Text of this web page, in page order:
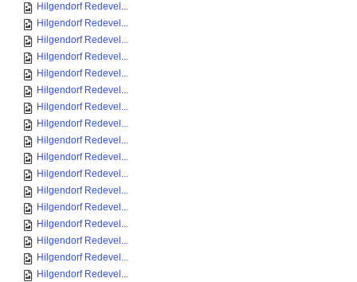
Hilgendorf Redevel...
Hilgendorf Redevel...
Hilgendorf Redevel...
Hilgendorf Redevel...
Hilgendorf Redevel...
Hilgendorf Redevel...
Hilgendorf Redevel...
Hilgendorf Redevel...
Hilgendorf Redevel...
Hilgendorf Redevel...
Hilgendorf Redevel...
Hilgendorf Redevel...
Hilgendorf Redevel...
Hilgendorf Redevel...
Hilgendorf Redevel...
Hilgendorf Redevel...
Hilgendorf Redevel...